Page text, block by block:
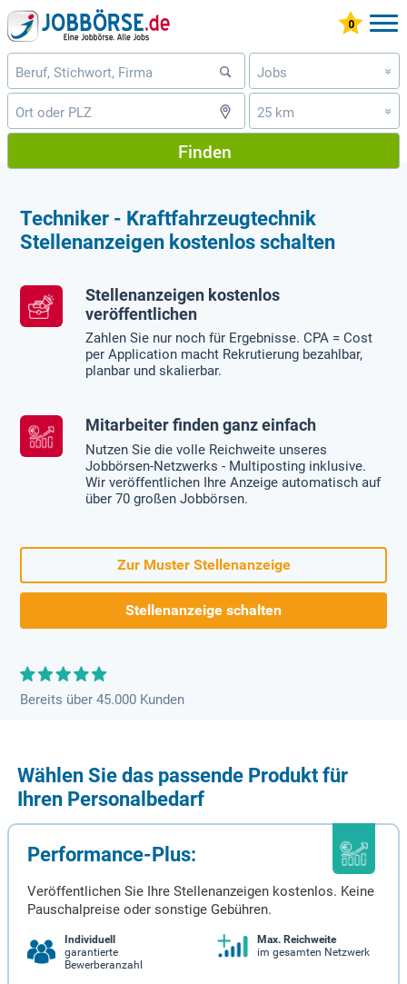
Jobs »
25 km »
Finden
Techniker - Kraftfahrzeugtechnik
Stellenanzeigen kostenlos schalten
Stellenanzeigen kostenlos
veröffentlichen
Zahlen Sie nur noch für Ergebnisse. CPA = Cost
per Application macht Rekrutierung bezahlbar,
planbar und skalierbar.
Mitarbeiter finden ganz einfach
Nutzen Sie die volle Reichweite unseres
Jobbörsen-Netzwerks - Multiposting inklusive.
Wir veröffentlichen Ihre Anzeige automatisch auf
über 70 großen Jobbörsen.
Zur Muster Stellenanzeige
Stellenanzeige schalten
Bereits über 45.000 Kunden
Wählen Sie das passende Produkt für
Ihren Personalbedarf
Performance-Plus:
Veröffentlichen Sie Ihre Stellenanzeigen kostenlos. Keine
Pauschalpreise oder sonstige Gebühren.
Individuell
garantierte
Bewerberanzahl
Max. Reichweite
im gesamten Netzwerk